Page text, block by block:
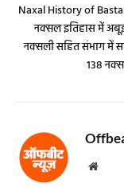
Naxal History of
नक्सल इतिहास में
नक्सली सहित संभाग में
138